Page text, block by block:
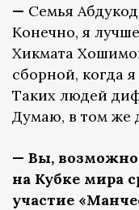
— Семья
Конечно, я
Хикмата
сборной, когда
Таких людей
Думаю, в том же
— Вы,
на Кубке мира
участие